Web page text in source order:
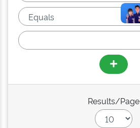
Results/Page